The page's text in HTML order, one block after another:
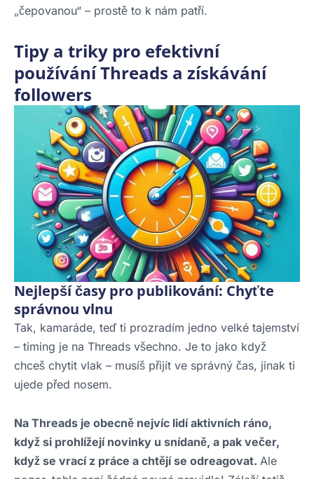
„čepovanou“ – prostě to k nám patří.
Tipy a triky pro efektivní
používání Threads a získávání
followers
Nejlepší časy pro publikování: Chyťte
správnou vlnu
Tak, kamaráde, teď ti prozradím jedno velké tajemství
– timing je na Threads všechno. Je to jako když
chceš chytit vlak – musíš přijít ve správný čas, jinak ti
ujede před nosem.
Na Threads je obecně nejvíc lidí aktivních ráno,
když si prohlížejí novinky u snídaně, a pak večer,
když se vrací z práce a chtějí se odreagovat. Ale